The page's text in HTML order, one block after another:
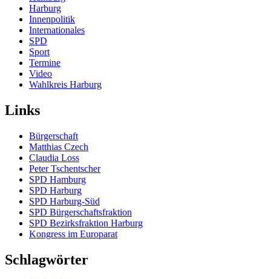
Harburg
Innenpolitik
Internationales
SPD
Sport
Termine
Video
Wahlkreis Harburg
Links
Bürgerschaft
Matthias Czech
Claudia Loss
Peter Tschentscher
SPD Hamburg
SPD Harburg
SPD Harburg-Süd
SPD Bürgerschaftsfraktion
SPD Bezirksfraktion Harburg
Kongress im Europarat
Schlagwörter